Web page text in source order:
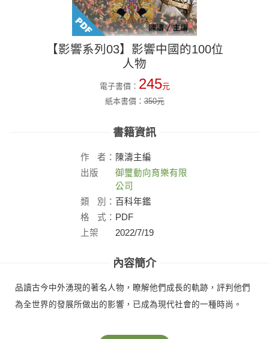
【影響系列03】影響中國的100位
人物
電子書價： 245元
紙本書價：350元
書籍資訊
作 者： 陳濤主編
出版
御璽動向育樂有限
公司
類
別： 百科年鑑
格
式： PDF
上架
2022/7/19
內容簡介
品讀古今中外湧現的著名人物，瞭解他們成長的軌跡，評判他們
為全世界的發展所做出的影響，已成為現代社會的一種時尚。